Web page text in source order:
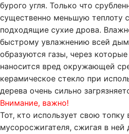
бурого угля. Только что
существенно меньшую теплоту
подходящие сухие дрова.
быстрому увлажнению всей
образуются газы, через
наносится вред окружающей
керамическое стекло при
дерева очень сильно
Внимание, важно!
Тот, кто использует свою топку
мусоросжигателя, сжигая в